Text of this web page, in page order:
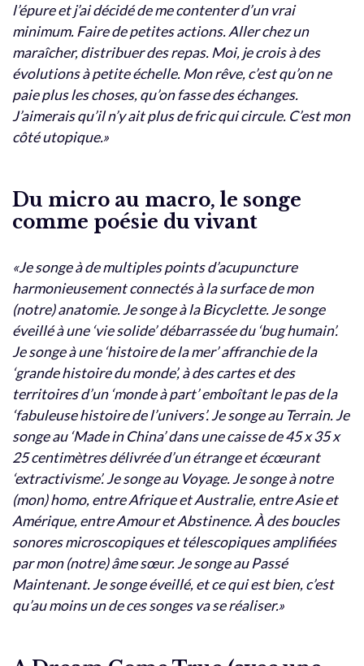
l’épure et j’ai décidé de me contenter d’un vrai
minimum. Faire de petites actions. Aller chez un
maraîcher, distribuer des repas. Moi, je crois à des
évolutions à petite échelle. Mon rêve, c’est qu’on ne
paie plus les choses, qu’on fasse des échanges.
J’aimerais qu’il n’y ait plus de fric qui circule. C’est mon
côté utopique.»
Du micro au macro, le songe
comme poésie du vivant
«Je songe à de multiples points d’acupuncture
harmonieusement connectés à la surface de mon
(notre) anatomie. Je songe à la Bicyclette. Je songe
éveillé à une ‘vie solide’ débarrassée du ‘bug humain’.
Je songe à une ‘histoire de la mer’ affranchie de la
‘grande histoire du monde’, à des cartes et des
territoires d’un ‘monde à part’ emboîtant le pas de la
‘fabuleuse histoire de l’univers’. Je songe au Terrain. Je
songe au ‘Made in China’ dans une caisse de 45 x 35 x
25 centimètres délivrée d’un étrange et écœurant
‘extractivisme’. Je songe au Voyage. Je songe à notre
(mon) homo, entre Afrique et Australie, entre Asie et
Amérique, entre Amour et Abstinence. À des boucles
sonores microscopiques et télescopiques amplifiées
par mon (notre) âme sœur. Je songe au Passé
Maintenant. Je songe éveillé, et ce qui est bien, c’est
qu’au moins un de ces songes va se réaliser.»